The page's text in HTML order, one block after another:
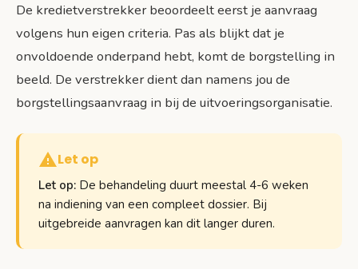
De kredietverstrekker beoordeelt eerst je aanvraag
volgens hun eigen criteria. Pas als blijkt dat je
onvoldoende onderpand hebt, komt de borgstelling in
beeld. De verstrekker dient dan namens jou de
borgstellingsaanvraag in bij de uitvoeringsorganisatie.
Let op
Let op: De behandeling duurt meestal 4-6 weken
na indiening van een compleet dossier. Bij
uitgebreide aanvragen kan dit langer duren.